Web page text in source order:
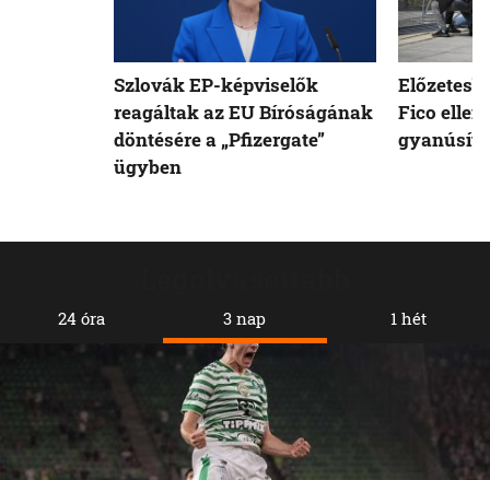
24 óra 3 nap 1 hét
Szlovák EP-képviselők
reagáltak az EU Bíróságának
döntésére a „Pfizergate”
ügyben
Fico